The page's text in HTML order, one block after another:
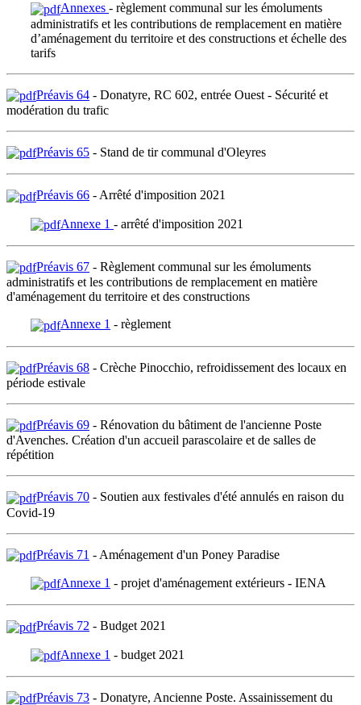
Annexes - règlement communal sur les émoluments
administratifs et les contributions de remplacement en matière
d’aménagement du territoire et des constructions et échelle des
tarifs
Préavis 64 - Donatyre, RC 602, entrée Ouest - Sécurité et
modération du trafic
Préavis 65 - Stand de tir communal d'Oleyres
Préavis 66 - Arrêté d'imposition 2021
Annexe 1 - arrêté d'imposition 2021
Préavis 67 - Règlement communal sur les émoluments
administratifs et les contributions de remplacement en matière
d'aménagement du territoire et des constructions
Annexe 1 - règlement
Préavis 68 - Crèche Pinocchio, refroidissement des locaux en
période estivale
Préavis 69 - Rénovation du bâtiment de l'ancienne Poste
d'Avenches. Création d'un accueil parascolaire et de salles de
répétition
Préavis 70 - Soutien aux festivales d'été annulés en raison du
Covid-19
Préavis 71 - Aménagement d'un Poney Paradise
Annexe 1 - projet d'aménagement extérieurs - IENA
Préavis 72 - Budget 2021
Annexe 1 - budget 2021
Préavis 73 - Donatyre, Ancienne Poste. Assainissement du